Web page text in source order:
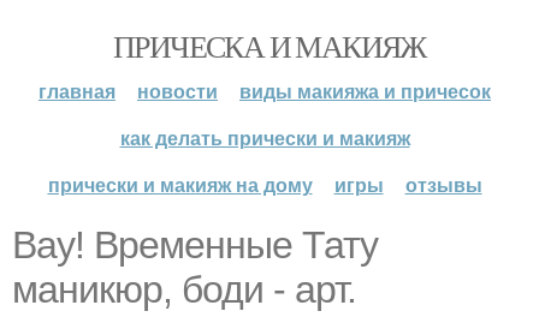
ПРИЧЕСКА И МАКИЯЖ
главная новости
виды макияжа и причесок
как делать прически и макияж
прически и макияж на дому
игры отзывы
Вау! Временные Тату
маникюр, боди - арт.